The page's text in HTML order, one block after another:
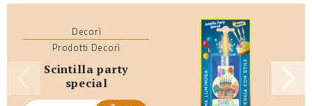
Decorì
Prodotti Decorì
scintilla party
special